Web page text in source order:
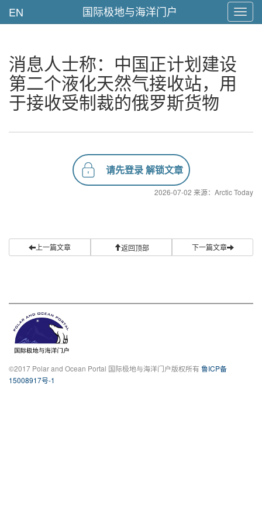
EN 国际极地与海洋门户
消息人士称：中国正计划建设
第二个液化天然气接收站，用
于接收受制裁的俄罗斯货物
请先登录 解锁文章
2026-07-02 来源：Arctic Today
上一篇文章 返回顶部 下一篇文章
©2017 Polar and Ocean Portal 国际极地与海洋门户版权所有 鲁ICP备
15008917号-1